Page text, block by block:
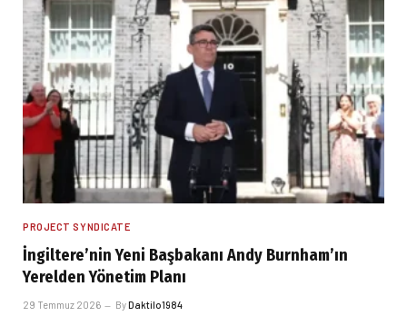
PROJECT SYNDICATE
İngiltere’nin Yeni Başbakanı Andy Burnham’ın
Yerelden Yönetim Planı
29 Temmuz 2026 ByDaktilo1984